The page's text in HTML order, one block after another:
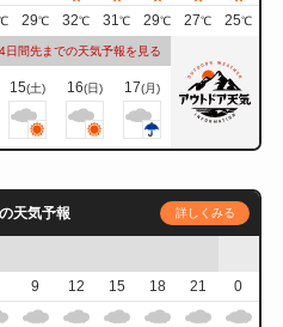
29℃ 32℃ 31℃ 29℃ 27℃ 25℃
日間先までの天気予報を見る
15(土) 16(日) 17(月)
天気予報 詳しくみる
9 12 15 18 21
0